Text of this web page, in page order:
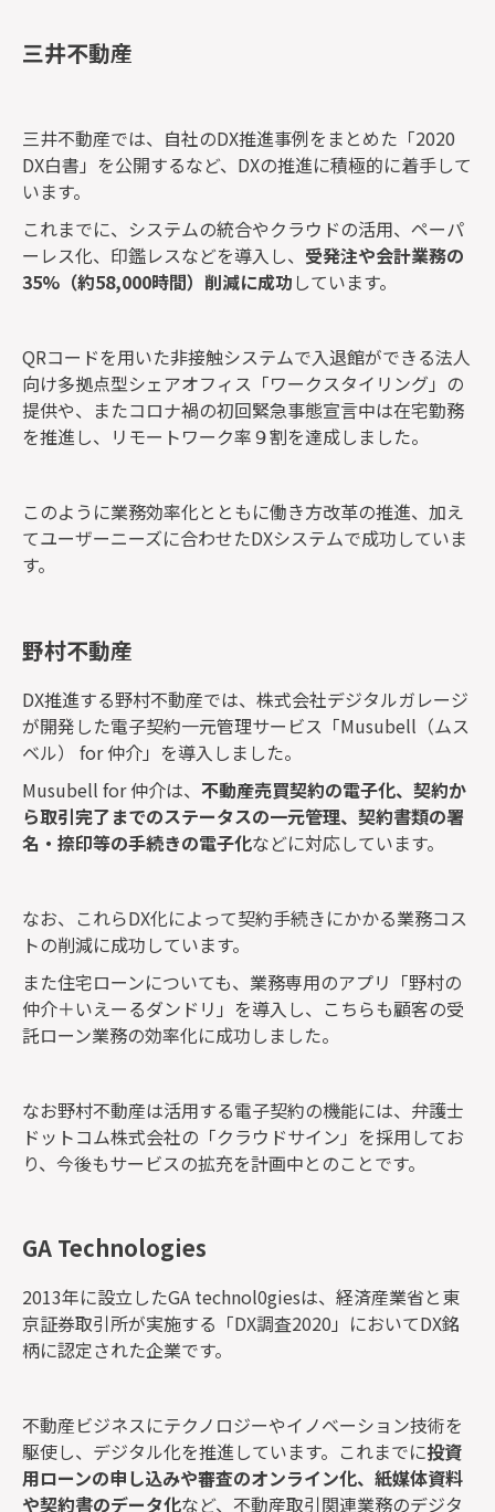
三井不動産
三井不動産では、自社のDX推進事例をまとめた「2020
DX白書」を公開するなど、DXの推進に積極的に着手して
います。
これまでに、システムの統合やクラウドの活用、ペーパ
ーレス化、印鑑レスなどを導入し、 受発注や会計業務の
35%（約58,000時間）削減に成功 しています。
QRコードを用いた非接触システムで入退館ができる法人
向け多拠点型シェアオフィス「ワークスタイリング」の
提供や、またコロナ禍の初回緊急事態宣言中は在宅勤務
を推進し、リモートワーク率９割を達成しました。
このように業務効率化とともに働き方改革の推進、加え
てユーザーニーズに合わせたDXシステムで成功していま
す。
野村不動産
DX推進する野村不動産では、株式会社デジタルガレージ
が開発した電子契約一元管理サービス「Musubell（ムス
ベル） for 仲介」を導入しました。
Musubell for 仲介は、 不動産売買契約の電子化、契約か
ら取引完了までのステータスの一元管理、契約書類の署
名・捺印等の手続きの電子化などに対応しています。
なお、これらDX化によって契約手続きにかかる業務コス
トの削減に成功しています。
また住宅ローンについても、業務専用のアプリ「野村の
仲介＋いえーるダンドリ」を導入し、こちらも顧客の受
託ローン業務の効率化に成功しました。
なお野村不動産は活用する電子契約の機能には、弁護士
ドットコム株式会社の「クラウドサイン」を採用してお
り、今後もサービスの拡充を計画中とのことです。
GA Technologies
2013年に設立したGA technol0giesは、経済産業省と東
京証券取引所が実施する「DX調査2020」においてDX銘
柄に認定された企業です。
不動産ビジネスにテクノロジーやイノベーション技術を
駆使し、デジタル化を推進しています。これまでに投資
用ローンの申し込みや審査のオンライン化、紙媒体資料
や契約書のデータ化など、不動産取引関連業務のデジタ